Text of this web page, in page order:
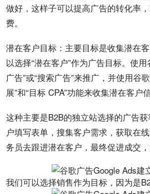
做好，这样子可以提高广告的转化率
费。
潜在客户目标：主要目标是收集潜在
以选择“潜在客户”作为广告目标。使
广告”或“搜索广告”来推广，并使用谷
展”和“目标 CPA”功能来收集潜在客户信
这种主要是B2B的独立站选择的广告
户填写表单，搜集客户需求，获取在
务员去跟进潜在客户，最终促进成交，
我们可以选择销售作为目标，因为是